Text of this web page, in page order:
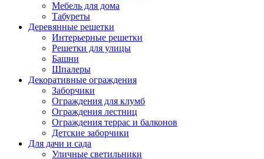
Мебель для дома
Табуреты
Деревянные решетки
Интерьерные решетки
Решетки для улицы
Башни
Шпалеры
Декоративные ограждения
Заборчики
Ограждения для клумб
Ограждения лестниц
Ограждения террас и балконов
Детские заборчики
Для дачи и сада
Уличные светильники